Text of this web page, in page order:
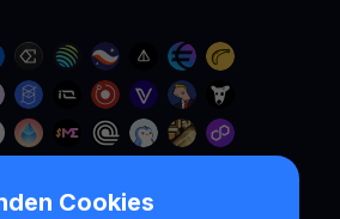
Cookies